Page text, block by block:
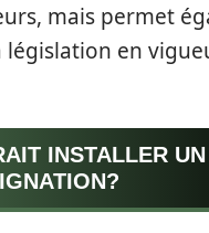
mais permet
législation en
INSTALLER